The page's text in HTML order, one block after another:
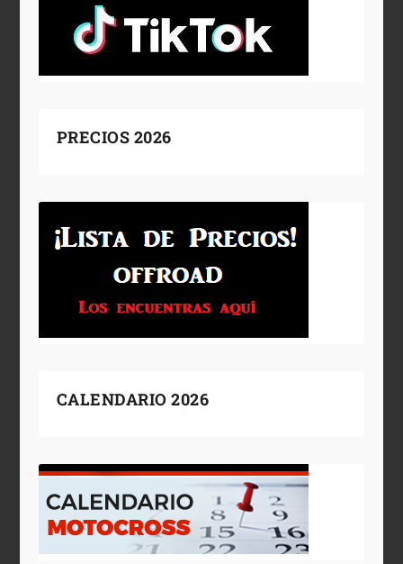
PRECIOS 2026
CALENDARIO 2026